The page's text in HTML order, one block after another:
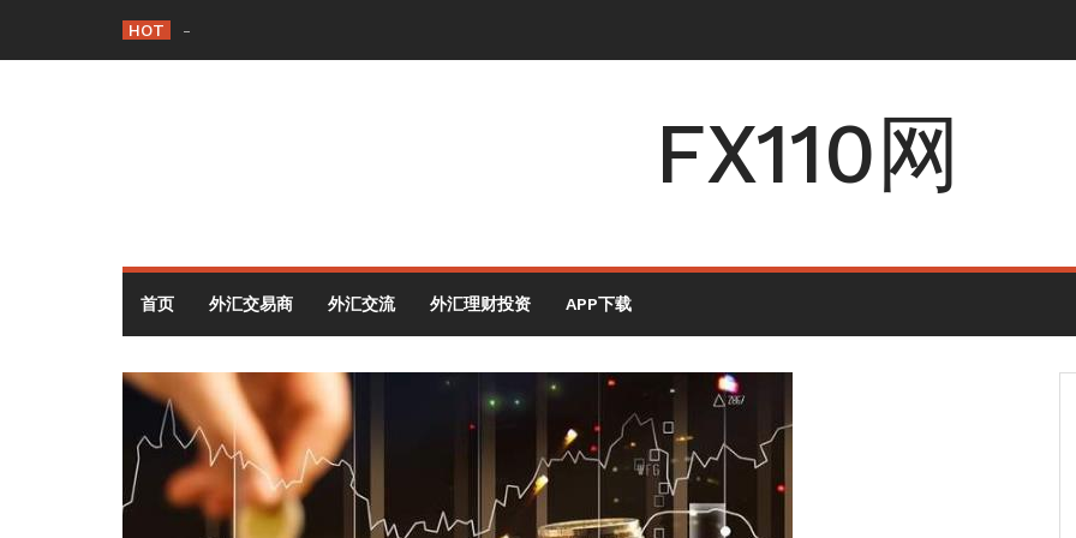
content
HOT 背离与背驰：一字之差，交易逻辑天壤之别
FX110网
首页 外汇交易商 外汇交流 外汇理财投资 APP下载